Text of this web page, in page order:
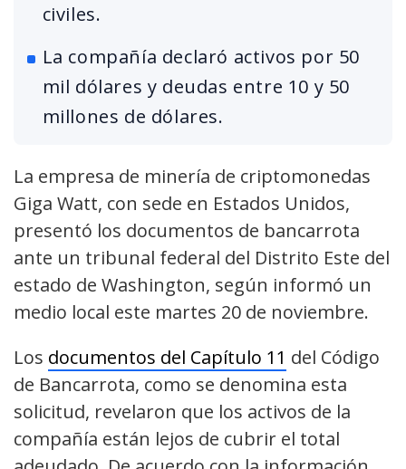
civiles.
La compañía declaró activos por 50
mil dólares y deudas entre 10 y 50
millones de dólares.
La empresa de minería de criptomonedas
Giga Watt, con sede en Estados Unidos,
presentó los documentos de bancarrota
ante un tribunal federal del Distrito Este del
estado de Washington, según informó un
medio local este martes 20 de noviembre.
Los documentos del Capítulo 11 del Código
de Bancarrota, como se denomina esta
solicitud, revelaron que los activos de la
compañía están lejos de cubrir el total